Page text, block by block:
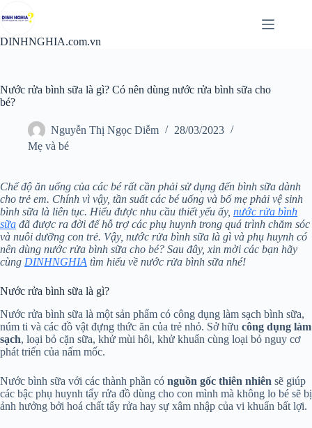
đến
nội
DINHNGHIA.com.vn
Nước rửa bình sữa là gì? Có nên dùng nước rửa bình sữa cho
bé?
Nguyễn Thị Ngọc Diễm
28/03/2023
Mẹ và bé
Chế độ ăn uống của các bé rất cần phải sử dụng đến bình sữa dành
cho trẻ em. Chính vì vậy, tần suất các bé uống và bố mẹ phải vệ sinh
bình sữa là liên tục. Hiểu được nhu cầu thiết yếu ấy, nước rửa bình
sữa đã được ra đời để hỗ trợ các phụ huynh trong quá trình chăm sóc
và nuôi dưỡng con trẻ. Vậy, nước rửa bình sữa là gì và phụ huynh có
nên dùng nước rửa bình sữa cho bé? Sau đây, xin mời các bạn hãy
cùng DINHNGHIA tìm hiểu về nước rửa bình sữa nhé!
Nước rửa bình sữa là gì?
Nước rửa bình sữa là một sản phẩm có công dụng làm sạch bình sữa,
núm ti và các đồ vật đựng thức ăn của trẻ nhỏ. Sở hữu công dụng làm
sạch, loại bỏ cặn sữa, khử mùi hôi, khử khuẩn cùng loại bỏ nguy cơ
phát triển của nấm mốc.
Nước bình sữa với các thành phần có nguồn gốc thiên nhiên sẽ giúp
các bậc phụ huynh tẩy rửa đồ dùng cho con mình mà không lo bé sẽ bị
ảnh hưởng bởi hoá chất tẩy rửa hay sự xâm nhập của vi khuẩn bất lợi.